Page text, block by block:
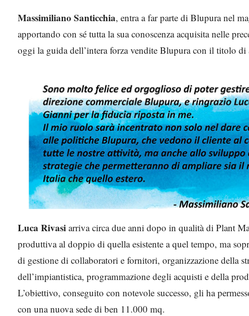
Massimiliano Santicchia, entra a far parte di Blupura nel
apportando con sé tutta la sua conoscenza acquisita nelle
oggi la guida dell’intera forza vendite Blupura con il titolo di
Luca Rivasi arriva circa due anni dopo in qualità di Plant
produttiva al doppio di quella esistente a quel tempo, ma
di gestione di collaboratori e fornitori, organizzazione della
dell’impiantistica, programmazione degli acquisti e della
L’obiettivo, conseguito con notevole successo, gli ha
con una nuova sede di ben 11.000 mq.